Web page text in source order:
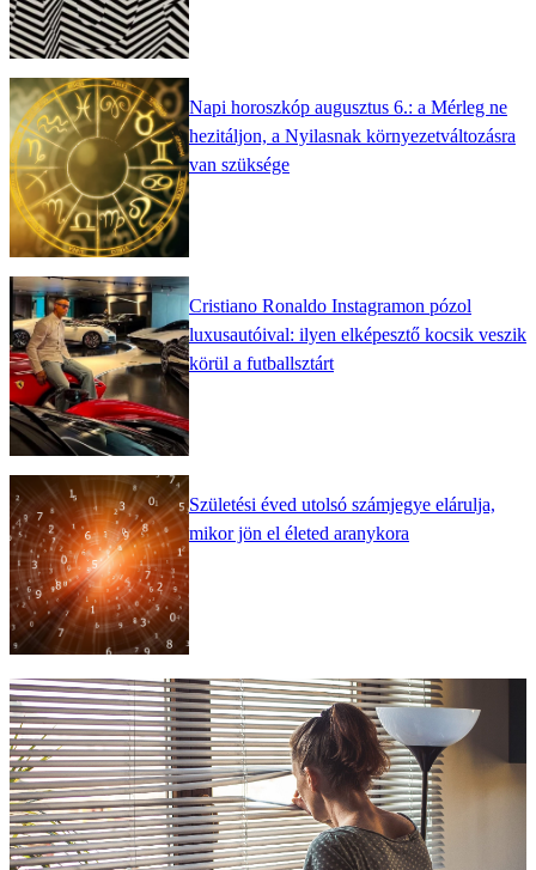
Napi horoszkóp augusztus 6.: a Mérleg ne
hezitáljon, a Nyilasnak környezetváltozásra
van szüksége
Cristiano Ronaldo Instagramon pózol
luxusautóival: ilyen elképesztő kocsik veszik
körül a futballsztárt
Születési éved utolsó számjegye elárulja,
mikor jön el életed aranykora